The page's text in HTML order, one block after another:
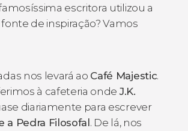
escritora utilizou a
de inspiração? Vamos
nos levará ao Café Majestic.
à cafeteria ondeJ.K.
diariamente para escrever
a Pedra Filosofal. De lá, nos